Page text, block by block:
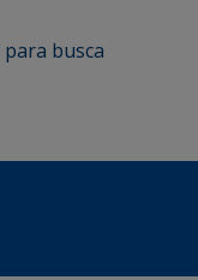
para busca